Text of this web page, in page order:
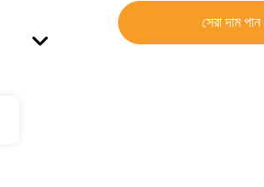
সেরা দাম পান